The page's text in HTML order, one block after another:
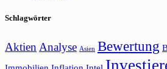
Schlagwörter
Aktien Analyse Asien Bewertung